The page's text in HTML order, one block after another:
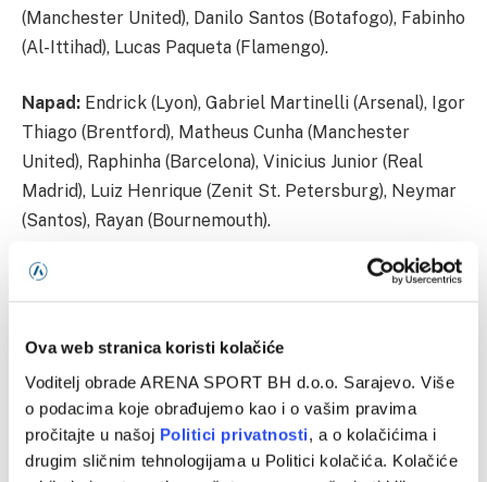
Ova web stranica koristi kolačiće
Voditelj obrade ARENA SPORT BH d.o.o. Sarajevo. Više
o podacima koje obrađujemo kao i o vašim pravima
pročitajte u našoj Politici privatnosti, a o kolačićima i
drugim sličnim tehnologijama u Politici kolačića. Kolačiće
(Manchester United), Danilo Santos (Botafogo), Fabinho
(Al-Ittihad), Lucas Paqueta (Flamengo).
Napad: Endrick (Lyon), Gabriel Martinelli (Arsenal), Igor
Thiago (Brentford), Matheus Cunha (Manchester
United), Raphinha (Barcelona), Vinicius Junior (Real
Madrid), Luiz Henrique (Zenit St. Petersburg), Neymar
(Santos), Rayan (Bournemouth).
Brazil Carlo Ancelotti Neymar
Svjetsko prvenstvo